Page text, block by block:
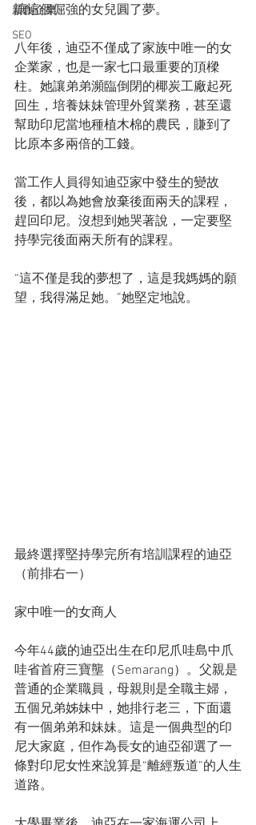
新創企業
SEO
讓這個倔強的女兒圓了夢。
八年後，迪亞不僅成了家族中唯一的女
企業家，也是一家七口最重要的頂樑
柱。她讓弟弟瀕臨倒閉的椰炭工廠起死
回生，培養妹妹管理外貿業務，甚至還
幫助印尼當地種植木棉的農民，賺到了
比原本多兩倍的工錢。
當工作人員得知迪亞家中發生的變故
後，都以為她會放棄後面兩天的課程，
趕回印尼。沒想到她哭著說，一定要堅
持學完後面兩天所有的課程。
“這不僅是我的夢想了，這是我媽媽的願
望，我得滿足她。”她堅定地說。
最終選擇堅持學完所有培訓課程的迪亞
（前排右一）
家中唯一的女商人
今年44歲的迪亞出生在印尼爪哇島中爪
哇省首府三寶壟（Semarang）。父親是
普通的企業職員，母親則是全職主婦，
五個兄弟姊妹中，她排行老三，下面還
有一個弟弟和妹妹。這是一個典型的印
尼大家庭，但作為長女的迪亞卻選了一
條對印尼女性來說算是“離經叛道”的人生
道路。